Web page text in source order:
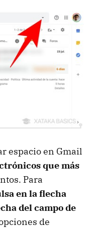
espacio en Gmail
que más
Para
en la flecha
del campo de
de